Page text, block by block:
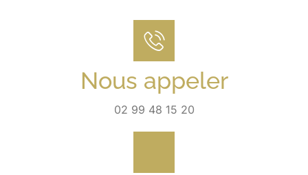
Nous appeler
02 99 48 15 20